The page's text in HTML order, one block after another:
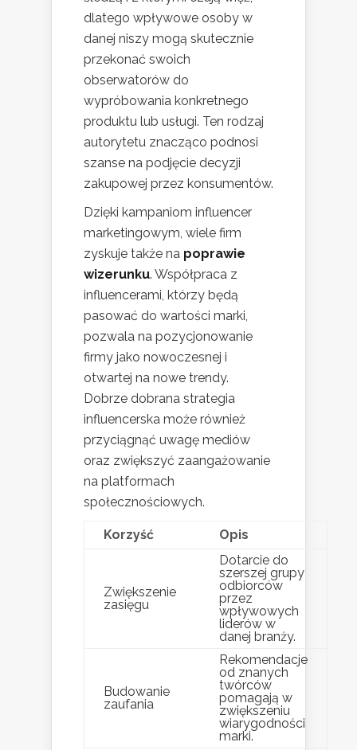
dlatego wpływowe osoby w
danej niszy mogą skutecznie
przekonać swoich
obserwatorów do
wypróbowania konkretnego
produktu lub usługi. Ten rodzaj
autorytetu znacząco podnosi
szanse na podjęcie decyzji
zakupowej przez konsumentów.
Dzięki kampaniom influencer
marketingowym, wiele firm
zyskuje także na poprawie
wizerunku. Współpraca z
influencerami, którzy będą
pasować do wartości marki,
pozwala na pozycjonowanie
firmy jako nowoczesnej i
otwartej na nowe trendy.
Dobrze dobrana strategia
influencerska może również
przyciągnąć uwagę mediów
oraz zwiększyć zaangażowanie
na platformach
społecznościowych.
Korzyść Opis
Zwiększenie
zasięgu
Dotarcie do
szerszej grupy
odbiorców
przez
wpływowych
liderów w
danej branży.
Budowanie
zaufania
Rekomendacje
od znanych
twórców
pomagają w
zwiększeniu
wiarygodności
marki.